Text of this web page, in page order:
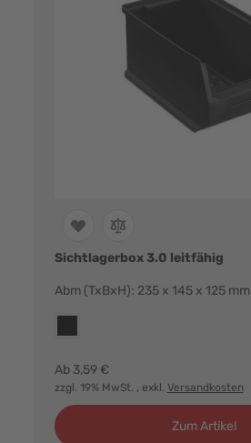
Sichtlagerbox 3.0 leitfähig
Abm (TxBxH): 235 x 145 x 125 mm
Ab 3,59 €
zzgl. 19% MwSt. , exkl. Versandkosten
Zum Artikel